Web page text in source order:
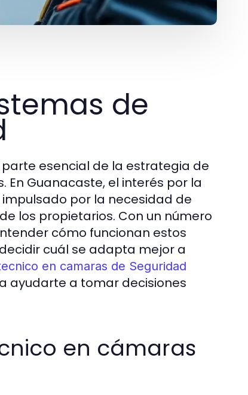
de
esencial de la estrategia de
Guanacaste, el interés por la
por la necesidad de
los propietarios. Con un número
cómo funcionan estos
cuál se adapta mejor a
en camaras de Seguridad
ayudarte a tomar decisiones
en cámaras